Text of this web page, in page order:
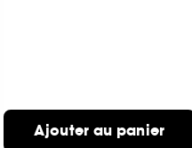
Ajouter au panier